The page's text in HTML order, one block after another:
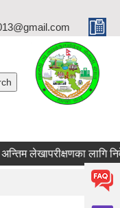
लेखापरीक्षणका लागि